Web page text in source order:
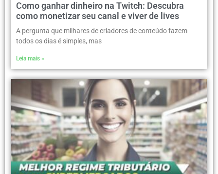
Como ganhar dinheiro na Twitch: Descubra
como monetizar seu canal e viver de lives
A pergunta que milhares de criadores de conteúdo fazem
todos os dias é simples, mas
Leia mais »